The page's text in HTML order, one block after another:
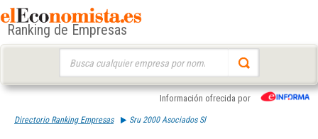
Ranking de Empresas
Información ofrecida por
Directorio Ranking Empresas Sru 2000 Asociados Sl